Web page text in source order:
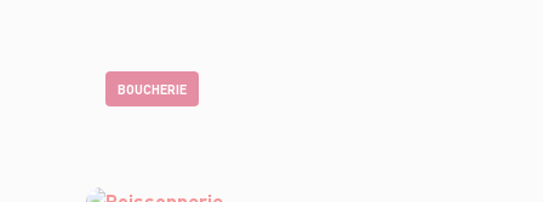
BOUCHERIE